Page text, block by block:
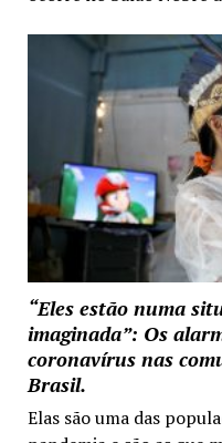
“Eles estão numa
imaginada”: Os
coronavírus nas
Brasil.
Elas são uma das